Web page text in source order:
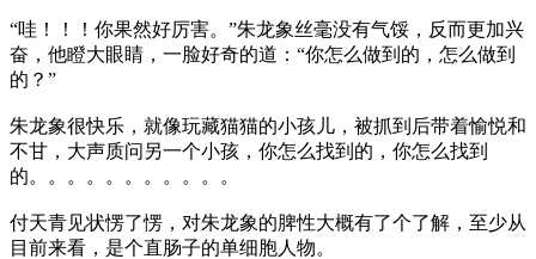
“哇！！！你果然好厉害。”朱龙象丝毫没有气馁，反而更加兴
奋，他瞪大眼睛，一脸好奇的道：“你怎么做到的，怎么做到
的？”
朱龙象很快乐，就像玩藏猫猫的小孩儿，被抓到后带着愉悦和
不甘，大声质问另一个小孩，你怎么找到的，你怎么找到
的。。。。。。。。。。。
付天青见状愣了愣，对朱龙象的脾性大概有了个了解，至少从
目前来看，是个直肠子的单细胞人物。